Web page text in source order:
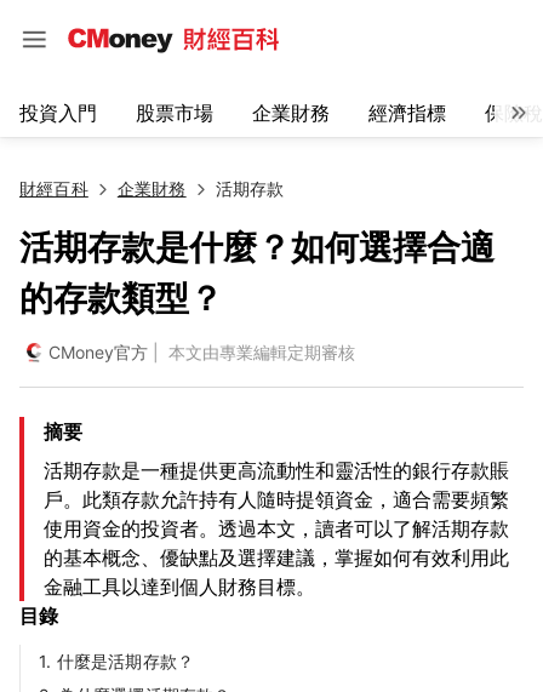
投資入門 股票市場 企業財務 經濟指標 保險
財經百科 企業財務 活期存款
活期存款是什麼？如何選擇合適
的存款類型？
CMoney官方 | 本文由專業編輯定期審核
摘要
活期存款是一種提供更高流動性和靈活性的銀行存款賬
戶。此類存款允許持有人隨時提領資金，適合需要頻繁
使用資金的投資者。透過本文，讀者可以了解活期存款
的基本概念、優缺點及選擇建議，掌握如何有效利用此
金融工具以達到個人財務目標。
目錄
1. 什麼是活期存款？